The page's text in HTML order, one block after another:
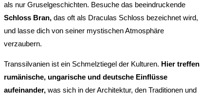
als nur Gruselgeschichten. Besuche das beeindruckende
Schloss Bran, das oft als Draculas Schloss bezeichnet wird,
und lasse dich von seiner mystischen Atmosphäre
verzaubern.
Transsilvanien ist ein Schmelztiegel der Kulturen. Hier treffen
rumänische, ungarische und deutsche Einflüsse
aufeinander, was sich in der Architektur, den Traditionen und